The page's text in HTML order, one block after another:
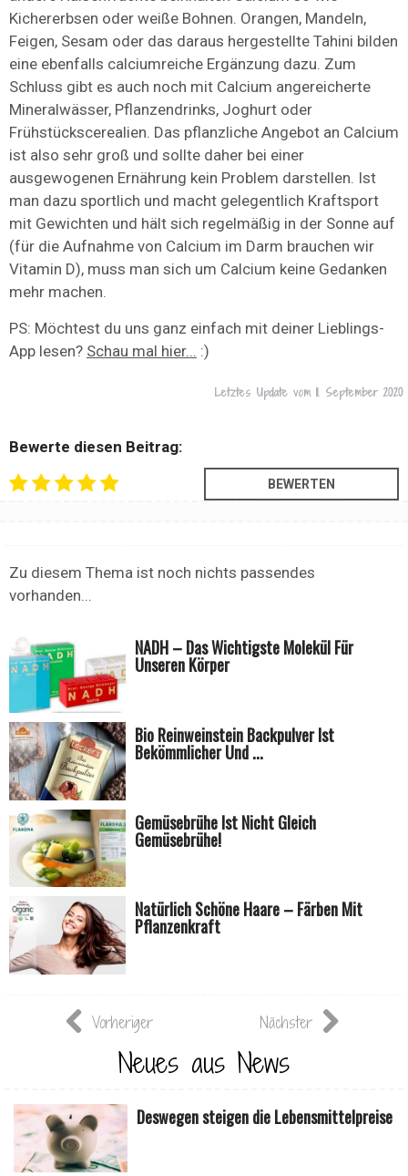
Kichererbsen oder weiße Bohnen. Orangen, Mandeln,
Feigen, Sesam oder das daraus hergestellte Tahini bilden
eine ebenfalls calciumreiche Ergänzung dazu. Zum
Schluss gibt es auch noch mit Calcium angereicherte
Mineralwässer, Pflanzendrinks, Joghurt oder
Frühstückscerealien. Das pflanzliche Angebot an Calcium
ist also sehr groß und sollte daher bei einer
ausgewogenen Ernährung kein Problem darstellen. Ist
man dazu sportlich und macht gelegentlich Kraftsport
mit Gewichten und hält sich regelmäßig in der Sonne auf
(für die Aufnahme von Calcium im Darm brauchen wir
Vitamin D), muss man sich um Calcium keine Gedanken
mehr machen.
PS: Möchtest du uns ganz einfach mit deiner Lieblings-
App lesen? Schau mal hier... :)
Letztes Update vom 11. September 2020
Bewerte diesen Beitrag:
Zu diesem Thema ist noch nichts passendes
vorhanden...
NADH – Das Wichtigste Molekül Für
Unseren Körper
Bio Reinweinstein Backpulver Ist
Bekömmlicher Und ...
Gemüsebrühe Ist Nicht Gleich
Gemüsebrühe!
Natürlich Schöne Haare – Färben Mit
Pflanzenkraft
Vorheriger Nächster
Neues aus News
Deswegen steigen die Lebensmittelpreise